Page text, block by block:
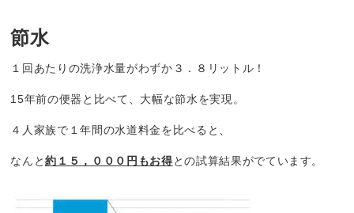
節水
１回あたりの洗浄水量がわずか３．８リットル！
15年前の便器と比べて、大幅な節水を実現。
４人家族で１年間の水道料金を比べると、
なんと約１５，０００円もお得との試算結果がでています。